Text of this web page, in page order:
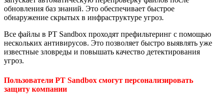
обновления баз знаний. Это обеспечивает быстрое
обнаружение скрытых в инфраструктуре угроз.
Все файлы в PT Sandboх проходят префильтеринг с помощью
нескольких антивирусов. Это позволяет быстро выявлять уже
известные зловреды и повышать качество детектирования
угроз.
Пользователи PT Sandbox смогут персонализировать
защиту компании